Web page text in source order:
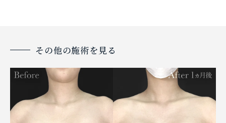
その他の施術を見る